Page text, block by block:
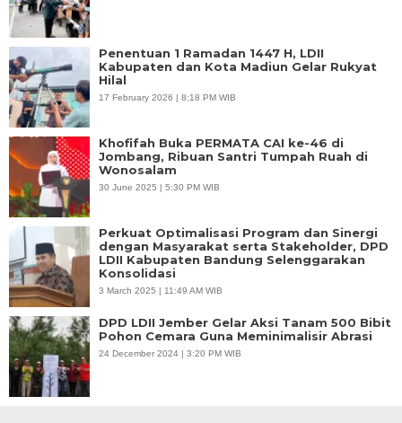
Penentuan 1 Ramadan 1447 H, LDII
Kabupaten dan Kota Madiun Gelar Rukyat
Hilal
17 February 2026 | 8:18 PM WIB
Khofifah Buka PERMATA CAI ke-46 di
Jombang, Ribuan Santri Tumpah Ruah di
Wonosalam
30 June 2025 | 5:30 PM WIB
Perkuat Optimalisasi Program dan Sinergi
dengan Masyarakat serta Stakeholder, DPD
LDII Kabupaten Bandung Selenggarakan
Konsolidasi
3 March 2025 | 11:49 AM WIB
DPD LDII Jember Gelar Aksi Tanam 500 Bibit
Pohon Cemara Guna Meminimalisir Abrasi
24 December 2024 | 3:20 PM WIB